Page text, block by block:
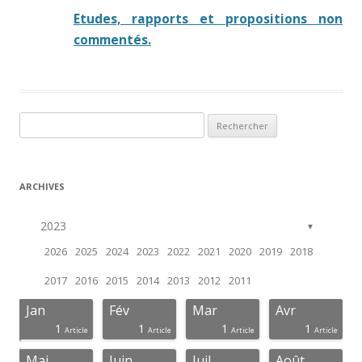
Etudes, rapports et propositions non
commentés.
ARCHIVES
2023
2026 2025 2024 2023 2022 2021 2020 2019 2018
2017 2016 2015 2014 2013 2012 2011
▼
Jan
1 Article
Fév
1 Article
Mar
1 Article
Avr
1 Article